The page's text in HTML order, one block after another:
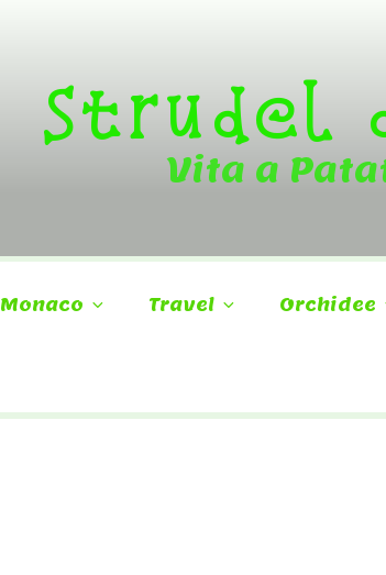
Strudel
Vita a
Monaco Travel Orchidee